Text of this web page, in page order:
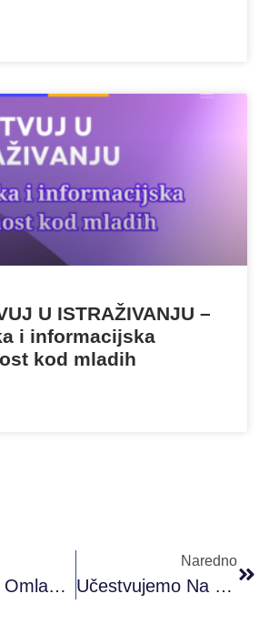
U ISTRAŽIVANJU –
i informacijska
kod mladih
U #PRONI Omladinskom Klubu Sarajevo Održane Obuke “Vještine Zapošljivosti”
Naredno
Učestvujemo Na Konferenciji “Nacionalni Dijalog Za Bosnu I Hercegovinu”